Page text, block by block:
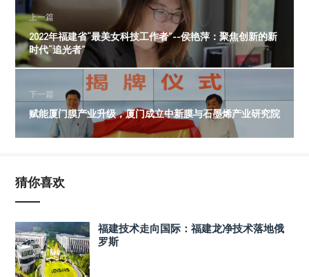
上一篇
2022年福建省“最美女科技工作者”--侯艳萍：聚焦创新的新
时代“追光者”
下一篇
赋能厦门膜产业升级，厦门成立中新膜与石墨烯产业研究院
猜你喜欢
福建技术走向国际：福建龙净技术落地俄
罗斯